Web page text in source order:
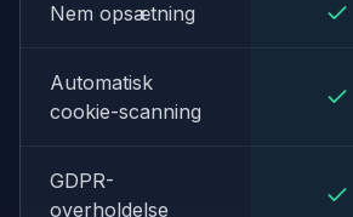
Nem opsætning
Automatisk
cookie-scanning
GDPR-
overholdelse